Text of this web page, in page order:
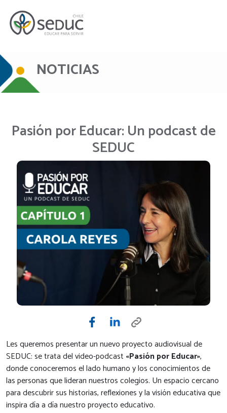
NOTICIAS
Pasión por Educar: Un podcast de
SEDUC
Les queremos presentar un nuevo proyecto audiovisual de
SEDUC: se trata del video-podcast «Pasión por Educar»,
donde conoceremos el lado humano y los conocimientos de
las personas que lideran nuestros colegios. Un espacio cercano
para descubrir sus historias, reflexiones y la visión educativa que
inspira día a día nuestro proyecto educativo.